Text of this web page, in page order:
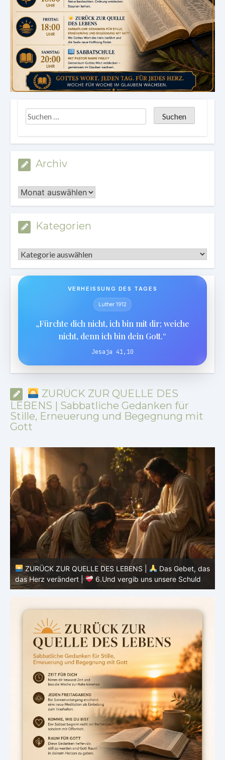
Archiv
Archiv
Kategorien
Kategorien
VERHEISSUNG DES TAGES
Luther 1912
„Fürchte dich nicht, ich bin mit dir; weiche
nicht, denn ich bin dein Gott.“
Jesaja 41,10
ZURÜCK ZUR QUELLE DES
LEBENS | Sabbatliche Gedanken für
Stille, Erneuerung und Begegnung mit
Gott
ZURÜCK ZUR QUELLE DES LEBENS |
Das Gebet, das
das Herz verändert |
6.Und vergib uns unsere Schuld